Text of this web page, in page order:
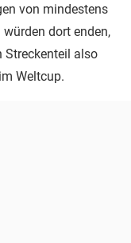
von mindestens
dort enden,
Streckenteil also
Weltcup.